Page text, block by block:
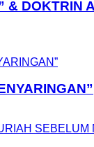
& DOKTRIN